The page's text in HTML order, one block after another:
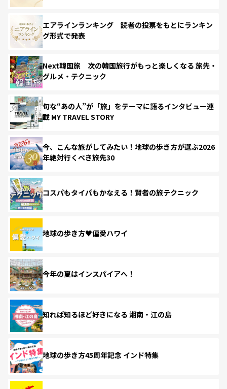
エアラインランキング 読者の投票をもとにランキン
グ形式で発表
Next韓国旅 次の韓国旅行がもっと楽しくなる 旅先・
グルメ・テクニック
旬な“あの人”が「旅」をテーマに語るインタビュー連
載 MY TRAVEL STORY
今、こんな旅がしてみたい！地球の歩き方が選ぶ2026
年絶対行くべき旅先30
コスパもタイパもかなえる！賢者の旅テクニック
地球の歩き方♥偏愛ハワイ
今年の夏はインスパイアへ！
知れば知るほど好きになる 湘南・江の島
地球の歩き方45周年記念 インド特集